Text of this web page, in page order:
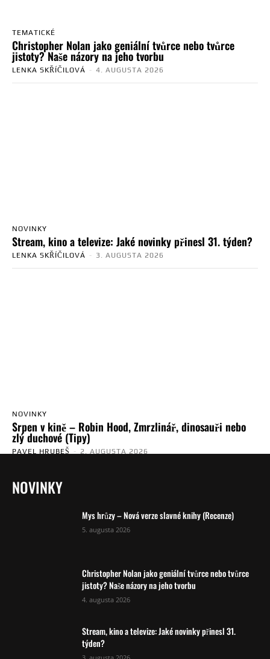
TEMATICKÉ
Christopher Nolan jako geniální tvůrce nebo tvůrce
jistoty? Naše názory na jeho tvorbu
LENKA SKŘÍČILOVÁ - 4. AUGUSTA 2026
NOVINKY
Stream, kino a televize: Jaké novinky přinesl 31. týden?
LENKA SKŘÍČILOVÁ - 3. AUGUSTA 2026
NOVINKY
Srpen v kině – Robin Hood, Zmrzlinář, dinosauři nebo
zlý duchové (Tipy)
PAVEL HRUBEŠ - 2. AUGUSTA 2026
NOVINKY
Mys hrůzy – Nová verze slavné knihy (Recenze)
5. augusta 2026
Christopher Nolan jako geniální tvůrce nebo tvůrce
jistoty? Naše názory na jeho tvorbu
4. augusta 2026
Stream, kino a televize: Jaké novinky přinesl 31.
týden?